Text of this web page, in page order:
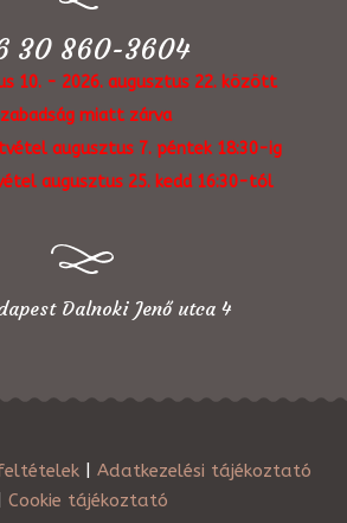
30 860-3604
10. - 2026. augusztus 22. között
miatt zárva
augusztus 7. péntek 18:30-ig
augusztus 25. kedd 16:30-tól
Dalnoki Jenő utca 4
| Adatkezelési tájékoztató
Cookie tájékoztató